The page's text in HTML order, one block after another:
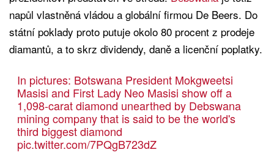
napůl vlastněná vládou a globální firmou De Beers. Do
státní poklady proto putuje okolo 80 procent z prodeje
diamantů, a to skrz dividendy, daně a licenční poplatky.
In pictures: Botswana President Mokgweetsi
Masisi and First Lady Neo Masisi show off a
1,098-carat diamond unearthed by Debswana
mining company that is said to be the world's
third biggest diamond
pic.twitter.com/7PQgB723dZ